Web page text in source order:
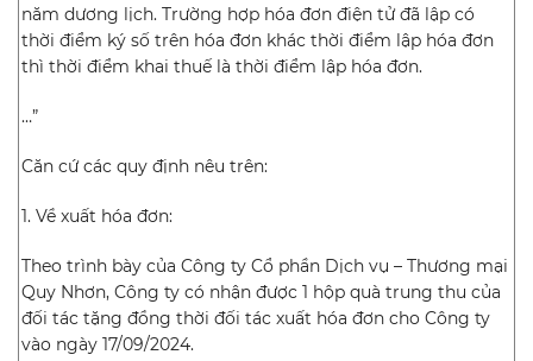
năm dương lịch. Trường hợp hóa đơn điện tử đã lập có
thời điểm ký số trên hóa đơn khác thời điểm lập hóa đơn
thì thời điểm khai thuế là thời điểm lập hóa đơn.
…”
Căn cứ các quy định nêu trên:
1. Về xuất hóa đơn:
Theo trình bày của Công ty Cổ phần Dịch vụ – Thương mại
Quy Nhơn, Công ty có nhận được 1 hộp quà trung thu của
đối tác tặng đồng thời đối tác xuất hóa đơn cho Công ty
vào ngày 17/09/2024.